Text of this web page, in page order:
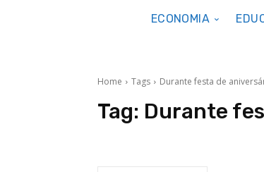
ECONOMIA
Home Tags Durante festa de
Tag: Durante